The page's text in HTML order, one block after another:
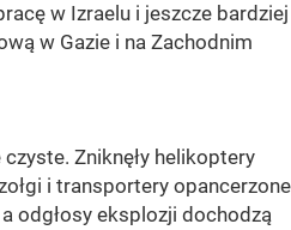
w Izraelu i jeszcze bardziej
w Gazie i na Zachodnim
Zniknęły helikoptery
i transportery opancerzone
odgłosy eksplozji dochodzą